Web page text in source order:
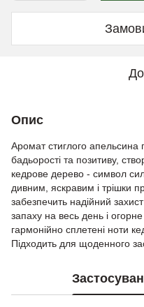
Опис
Аромат стиглого апельсина
бадьорості та позитиву,
кедрове дерево - символ
дивним, яскравим і трішки
забезпечить надійний
запаху на весь день і
гармонійно сплетені ноти
Підходить для щоденного